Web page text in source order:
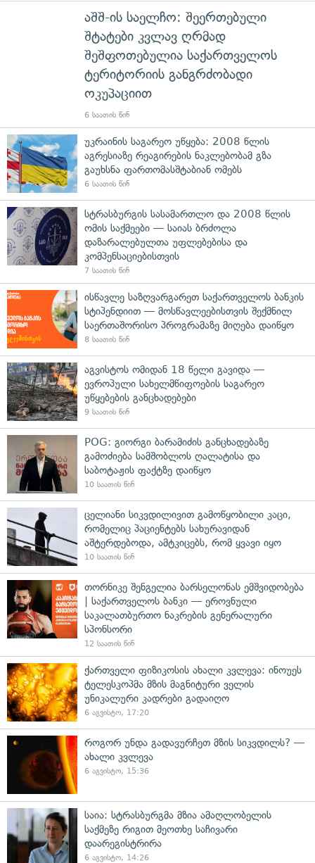
აშშ-ის საელჩო: შეერთებული
შტატები კვლავ ღრმად
შეშფოთებულია საქართველოს
ტერიტორიის განგრძობადი
ოკუპაციით
6 საათის წინ
უკრაინის საგარეო უწყება: 2008 წლის
აგრესიაზე რეაგირების ნაკლებობამ გზა
გაუხსნა ფართომასშტაბიან ომებს
6 საათის წინ
სტრასბურგის სასამართლო და 2008 წლის
ომის საქმეები — საიას ბრძოლა
დაზარალებულთა უფლებებისა და
კომპენსაციებისთვის
7 საათის წინ
ისწავლე საზღვარგარეთ საქართველოს ბანკის
სტიპენდიით — მოსწავლეებისთვის შექმნილ
საერთაშორისო პროგრამაზე მიღება დაიწყო
8 საათის წინ
აგვისტოს ომიდან 18 წელი გავიდა —
ევროპული სახელმწიფოების საგარეო
უწყებების განცხადებები
9 საათის წინ
POG: გიორგი ბარამიძის განცხადებაზე
გამოძიება სამშობლოს ღალატისა და
საბოტაჟის ფაქტზე დაიწყო
10 საათის წინ
ცელიანი სიკვდილივით გამოწყობილი კაცი,
რომელიც პაციენტებს სახურავიდან
აშტერდებოდა, ამტკიცებს, რომ ყვავი იყო
10 საათის წინ
თორნიკე შენგელია ბარსელონას ემშვიდობება
| საქართველოს ბანკი — ეროვნული
საკალათბურთო ნაკრების გენერალური
სპონსორი
12 საათის წინ
ქართველი ფიზიკოსის ახალი კვლევა: ინოუეს
ტელესკოპმა მზის მაგნიტური ველის
უნიკალური კადრები გადაიღო
6 აგვისტო, 17:20
როგორ უნდა გადავურჩეთ მზის სიკვდილს? —
ახალი კვლევა
6 აგვისტო, 15:36
საია: სტრასბურგმა მზია ამაღლობელის
საქმეზე რიგით მეოთხე საჩივარი
დაარეგისტრირა
6 აგვისტო, 14:26